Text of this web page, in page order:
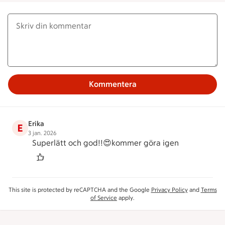
Kommentera
E Erika
3 jan. 2026
Superlätt och god!!😍kommer göra igen
This site is protected by reCAPTCHA and the Google Privacy Policyand Terms
of Service apply.